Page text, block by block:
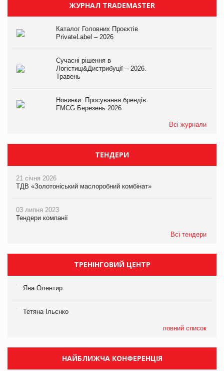
ЖУРНАЛ TRADEMASTER
Каталог Головних Проєктів
PrivateLabel – 2026
Сучасні рішення в
Логістиці&Дистрибуції – 2026.
Травень
Новинки. Просування брендів
FMCG.Березень 2026
Всі журнали
ТЕНДЕРИ
21 січня 2026
ТДВ «Золотоніський маслоробний комбінат»
03 липня 2023
Тендери компанії
Всі тендери
ТРЕНІНГОВИЙ ЦЕНТР
Яна Олентир
Тетяна Ільєнко
повний список
НАЙБЛИЖЧА КОНФЕРЕНЦІЯ